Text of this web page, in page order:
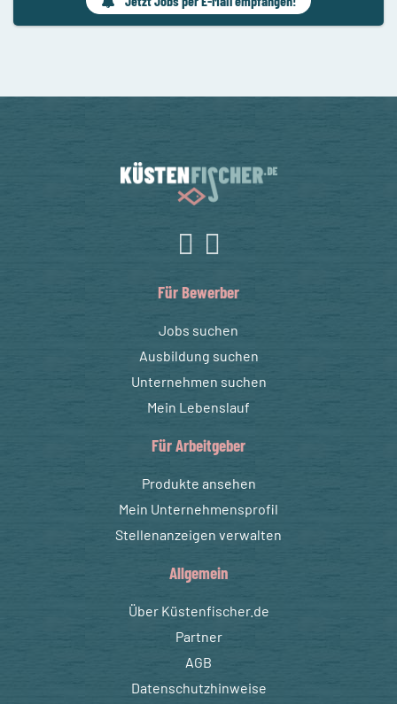
Für Bewerber
Jobs suchen
Ausbildung suchen
Unternehmen suchen
Mein Lebenslauf
Für Arbeitgeber
Produkte ansehen
Mein Unternehmensprofil
Stellenanzeigen verwalten
Allgemein
Über Küstenfischer.de
Partner
AGB
Datenschutzhinweise